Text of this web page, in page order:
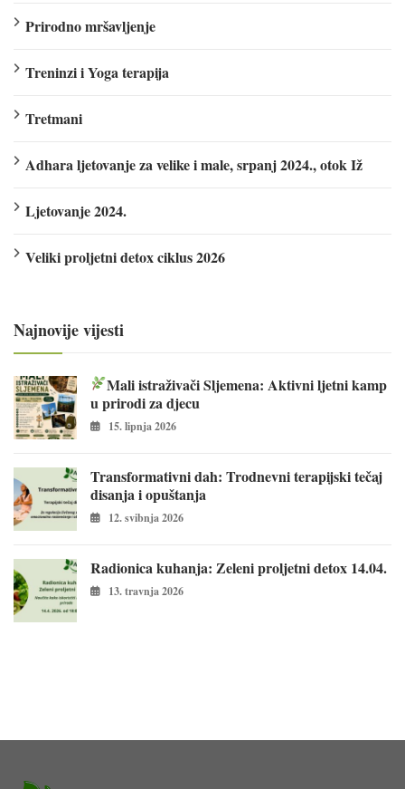
Prirodno mršavljenje
Treninzi i Yoga terapija
Tretmani
Adhara ljetovanje za velike i male, srpanj 2024., otok Iž
Ljetovanje 2024.
Veliki proljetni detox ciklus 2026
Najnovije vijesti
Mali istraživači Sljemena: Aktivni ljetni kamp
u prirodi za djecu
15. lipnja 2026
Transformativni dah: Trodnevni terapijski tečaj
disanja i opuštanja
12. svibnja 2026
Radionica kuhanja: Zeleni proljetni detox 14.04.
13. travnja 2026